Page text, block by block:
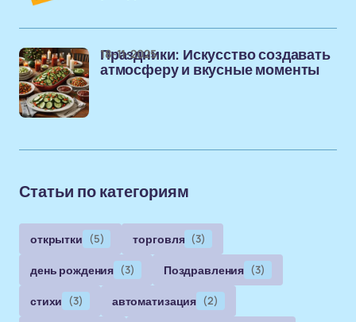
Праздники: Искусство создавать
атмосферу и вкусные моменты
18-11-2025
Статьи по категориям
открытки (5) торговля (3)
день рождения (3) Поздравления (3)
стихи (3) автоматизация (2)